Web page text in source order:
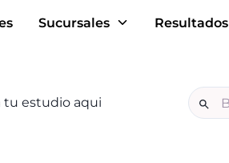
Sucursales Resultados
tu estudio aqui